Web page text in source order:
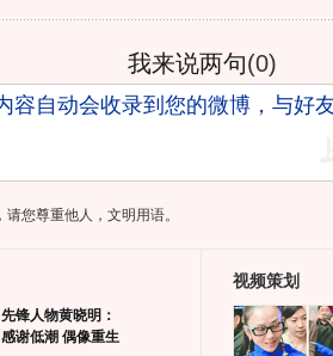
我来说两句(0)
您尊重他人，文明用语。
先锋人物黄晓明：
感谢低潮 偶像重生
视频策划